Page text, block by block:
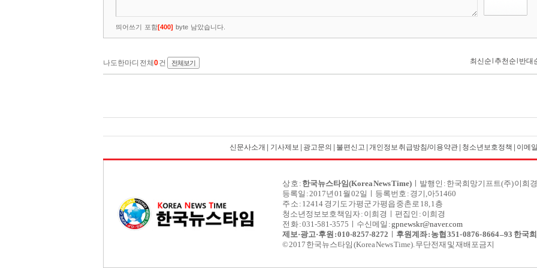
신문사소개 기사제보 광고문의 불편신고 |개인정보 취급방침/이용약관 청소년보호정책 이메
상 호 : 한국뉴스타임(Korea News Time)ㅣ발행인 : 한국희망기프트(주) 이희경
등록일 : 2017년 01월 02일ㅣ 등록번호 : 경기,아51460
주 소 : 12414 경기도 가평군 가평읍 중촌로 18, 1층
청소년정보보호책임자 : 이희경ㅣ편집인 : 이희경
전 화 : 031-581-3575ㅣ수신메일 :gpnewskr@naver.com
제보·광고·후원 : 010-8257-8272
후원계좌: 농협 351- 0876- 8664 –93 한국
© 2017 한국뉴스타임 (Korea News Time). 무단전재 및 재배포금지